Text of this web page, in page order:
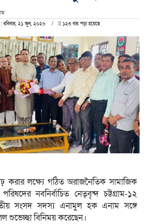
: রবিবার, ২১ জুন, ২০২৬ ১২৩ বার পড়া হয়েছে
লক্ষ্যে গঠিত অরাজনৈতিক সামাজিক
নবনির্বাচিত নেতৃবৃন্দ চট্টগ্রাম-১২
সংসদ সদস্য এনামুল হক এনাম সঙ্গে
শুভেচ্ছা বিনিময় করেছেন।